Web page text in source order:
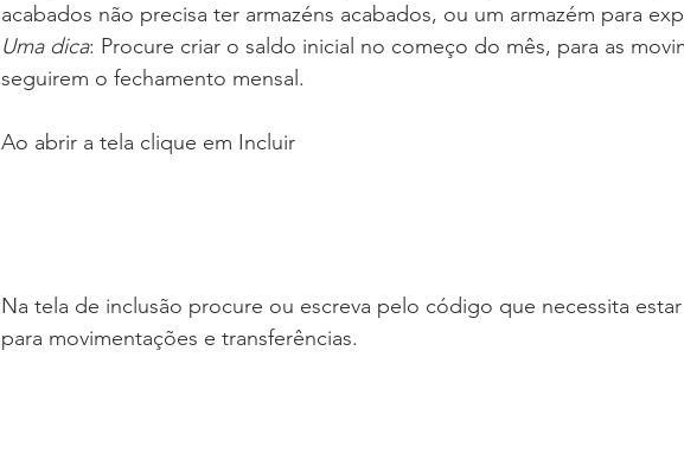
acabados não precisa ter armazéns acabados, ou um armazém para
Uma dica: Procure criar o saldo inicial no começo do mês, para as
seguirem o fechamento mensal.
Ao abrir a tela clique em Incluir
Na tela de inclusão procure ou escreva pelo código que necessita estar
para movimentações e transferências.